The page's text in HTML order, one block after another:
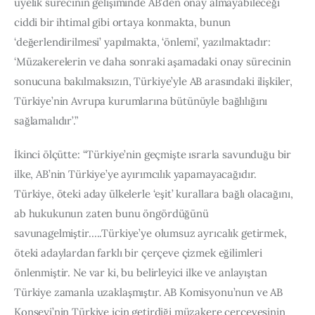
ciddi bir ihtimal gibi ortaya konmakta, bunun
‘değerlendirilmesi’ yapılmakta, ‘önlemi’, yazılmaktadır:
‘Müzakerelerin ve daha sonraki aşamadaki onay sürecinin
sonucuna bakılmaksızın, Türkiye’yle AB arasındaki ilişkiler,
Türkiye’nin Avrupa kurumlarına bütünüyle bağlılığını
sağlamalıdır’.”
İkinci ölçütte: “Türkiye’nin geçmişte ısrarla savunduğu bir
ilke, AB’nin Türkiye’ye ayırımcılık yapamayacağıdır.
Türkiye, öteki aday ülkelerle ‘eşit’ kurallara bağlı olacağını,
ab hukukunun zaten bunu öngördüğünü
savunagelmiştir…..Türkiye’ye olumsuz ayrıcalık getirmek,
öteki adaylardan farklı bir çerçeve çizmek eğilimleri
önlenmiştir. Ne var ki, bu belirleyici ilke ve anlayıştan
Türkiye zamanla uzaklaşmıştır. AB Komisyonu’nun ve AB
Konseyi’nin Türkiye için getirdiği müzakere çerçevesinin